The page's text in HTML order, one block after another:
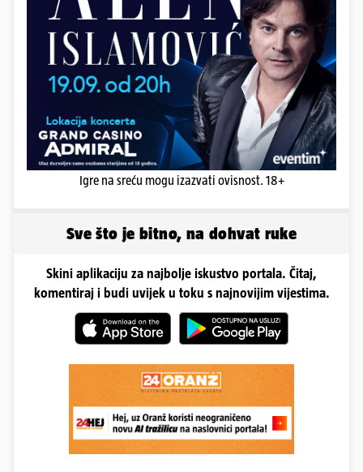
Igre na sreću mogu izazvati ovisnost. 18+
Sve što je bitno, na dohvat ruke
Skini aplikaciju za najbolje iskustvo portala. Čitaj,
komentiraj i budi uvijek u toku s najnovijim vijestima.